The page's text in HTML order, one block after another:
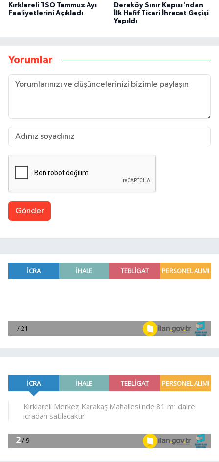
Kırklareli TSO Temmuz Ayı
Faaliyetlerini Açıkladı
Dereköy Sınır Kapısı'ndan
İlk Hafif Ticari İhracat Geçişi
Yapıldı
Yorumlar
Gönder